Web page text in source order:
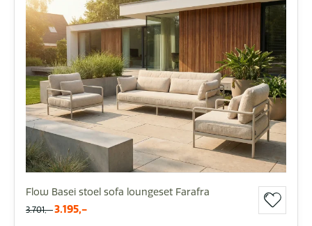
Flow Basei stoel sofa loungeset Farafra
3.701,- 3.195,-